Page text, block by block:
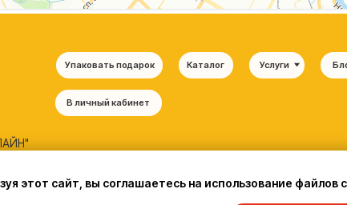
этот сайт, вы соглашаетесь на использование файлов